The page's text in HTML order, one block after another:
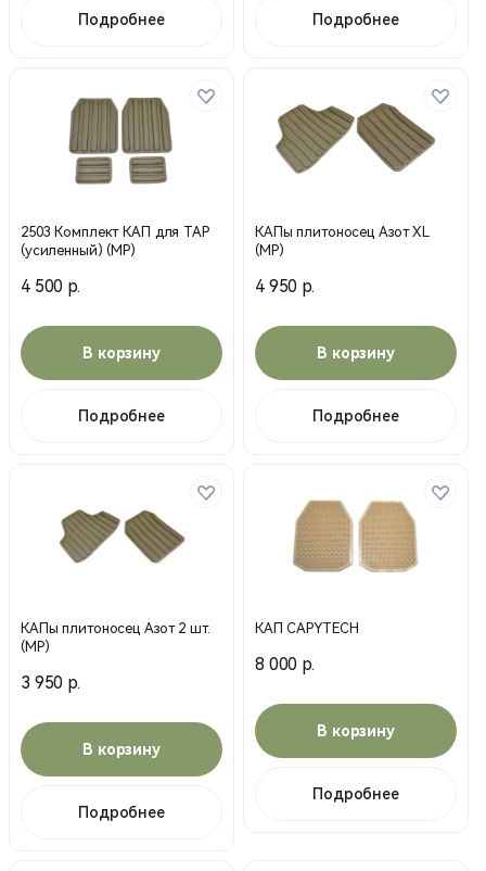
Подробнее Подробнее
2503 Комплект КАП для ТАР
(усиленный) (MP)
4 500 р.
В корзину
Подробнее
КАПы плитоносец Азот XL
(MP)
4 950 р.
В корзину
Подробнее
КАПы плитоносец Азот 2 шт.
(MP)
3 950 р.
В корзину
Подробнее
КАП CAPYTECH
8 000 р.
В корзину
Подробнее